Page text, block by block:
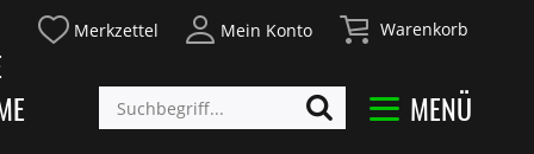
Merkzettel Mein Konto Warenkorb
MENÜ